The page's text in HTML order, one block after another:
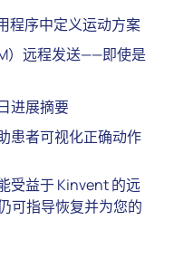
程序中定义运动方案
）远程发送——即使是
进展摘要
患者可视化正确动作
受益于 Kinvent 的远
可指导恢复并为您的